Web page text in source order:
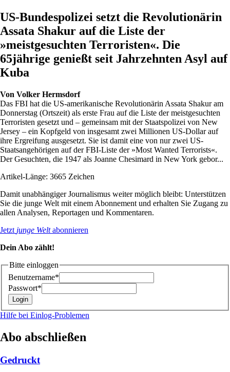
US-Bundespolizei setzt die Revolutionärin
Assata Shakur auf die Liste der
»meistgesuchten Terroristen«. Die
65jährige genießt seit Jahrzehnten Asyl auf
Kuba
Von Volker Hermsdorf
Das FBI hat die US-amerikanische Revolutionärin Assata Shakur am
Donnerstag (Ortszeit) als erste Frau auf die Liste der meistgesuchten
Terroristen gesetzt und – gemeinsam mit der Staatspolizei von New
Jersey – ein Kopfgeld von insgesamt zwei Millionen US-Dollar auf
ihre Ergreifung ausgesetzt. Sie ist damit eine von nur zwei US-
Staatsangehörigen auf der FBI-Liste der »Most Wanted Terrorists«.
Der Gesuchten, die 1947 als Joanne Chesimard in New York gebor...
Artikel-Länge: 3665 Zeichen
Damit unabhängiger Journalismus weiter möglich bleibt: Unterstützen
Sie die junge Welt mit einem Abonnement und erhalten Sie Zugang zu
allen Analysen, Reportagen und Kommentaren.
Jetzt junge Weltabonnieren
Dein Abo zählt!
Bitte einloggen
Benutzername*
Passwort*
Hilfe bei Einlog-Problemen
Abo abschließen
Gedruckt